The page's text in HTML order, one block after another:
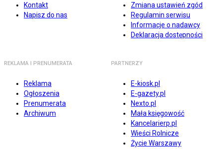
Kontakt
Napisz do nas
Zmiana ustawień zgód
Regulamin serwisu
Informacje o nadawcy
Deklaracja dostępności
REKLAMA I PRENUMERATA
Reklama
Ogłoszenia
Prenumerata
Archiwum
PARTNERZY
E-kiosk.pl
E-gazety.pl
Nexto.pl
Mała księgowość
Kancelarierp.pl
Wieści Rolnicze
Życie Warszawy